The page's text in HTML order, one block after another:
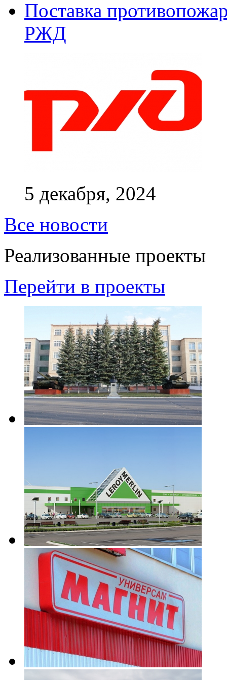
Поставка
РЖД
5 декабря, 2024
Все новости
Реализованные проекты
Перейти в проекты